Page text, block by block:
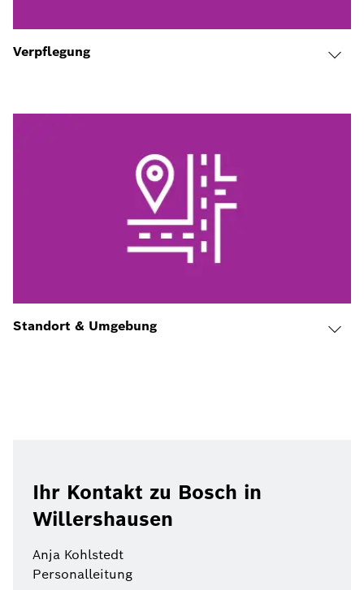
Verpflegung
Standort & Umgebung
Ihr Kontakt zu Bosch in
Willershausen
Anja Kohlstedt
Personalleitung